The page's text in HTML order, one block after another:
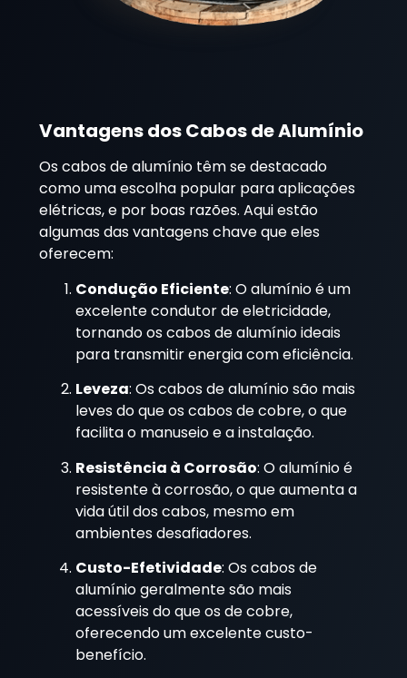
Vantagens dos Cabos de Alumínio
Os cabos de alumínio têm se destacado
como uma escolha popular para aplicações
elétricas, e por boas razões. Aqui estão
algumas das vantagens chave que eles
oferecem:
Condução Eficiente: O alumínio é um
excelente condutor de eletricidade,
tornando os cabos de alumínio ideais
para transmitir energia com eficiência.
Leveza: Os cabos de alumínio são mais
leves do que os cabos de cobre, o que
facilita o manuseio e a instalação.
Resistência à Corrosão: O alumínio é
resistente à corrosão, o que aumenta a
vida útil dos cabos, mesmo em
ambientes desafiadores.
Custo-Efetividade: Os cabos de
alumínio geralmente são mais
acessíveis do que os de cobre,
oferecendo um excelente custo-
benefício.